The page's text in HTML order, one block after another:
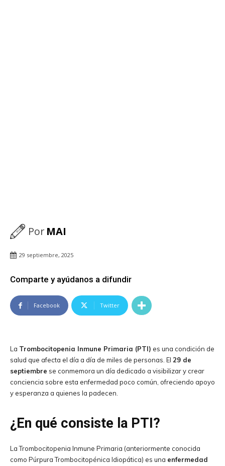
PorMAI
29 septiembre, 2025
Comparte y ayúdanos a difundir
Facebook Twitter
La Trombocitopenia Inmune Primaria (PTI) es una condición de
salud que afecta el día a día de miles de personas. El 29 de
septiembre se conmemora un día dedicado a visibilizar y crear
conciencia sobre esta enfermedad poco común, ofreciendo apoyo
y esperanza a quienes la padecen.
¿En qué consiste la PTI?
La Trombocitopenia Inmune Primaria (anteriormente conocida
como Púrpura Trombocitopénica Idiopática) es una enfermedad